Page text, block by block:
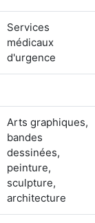
Services
médicaux
d'urgence
Arts graphiques,
bandes
dessinées,
peinture,
sculpture,
architecture